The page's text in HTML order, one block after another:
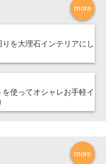
more
を大理石インテリアにし
使ってオシャレお手軽イ
more